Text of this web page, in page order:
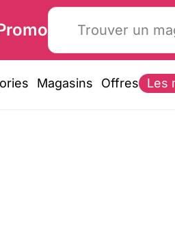
Magasins Offres Les